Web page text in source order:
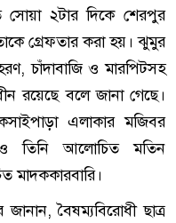
সোয়া ২টার দিকে শেরপুর
গ্রেফতার করা হয়। ঝুমুর
চাঁদাবাজি ও মারপিটসহ
রয়েছে বলে জানা গেছে।
এলাকার মজিবর
তিনি আলোচিত মতিন
মাদককারবারি।
বৈষম্যবিরোধী ছাত্র